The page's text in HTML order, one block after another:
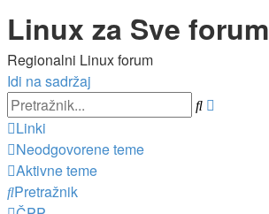
Linux za Sve forum
Regionalni Linux forum
Idi na sadržaj
Pretražnik
Linki
Neodgovorene teme
Aktivne teme
Pretražnik